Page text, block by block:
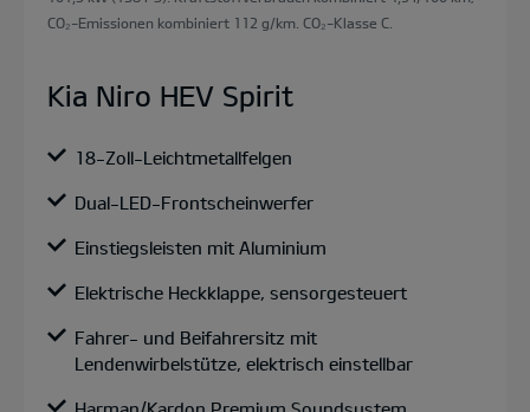
CO₂-Emissionen kombiniert 112 g/km. CO₂-Klasse C.
Kia Niro HEV Spirit
18-Zoll-Leichtmetallfelgen
Dual-LED-Frontscheinwerfer
Einstiegsleisten mit Aluminium
Elektrische Heckklappe, sensorgesteuert
Fahrer- und Beifahrersitz mit
Lendenwirbelstütze, elektrisch einstellbar